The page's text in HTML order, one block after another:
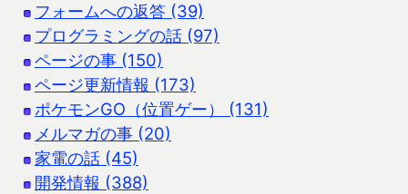
フォームへの返答 (39)
プログラミングの話 (97)
ページの事 (150)
ページ更新情報 (173)
ポケモンGO（位置ゲー） (131)
メルマガの事 (20)
家電の話 (45)
開発情報 (388)